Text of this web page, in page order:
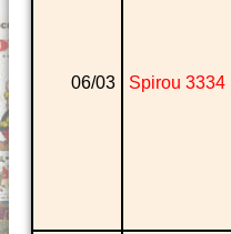
06/03 Spirou 3334